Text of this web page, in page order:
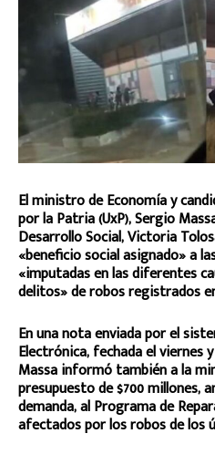
El ministro de Economía y
por la Patria (UxP), Sergio
Desarrollo Social, Victoria
«beneficio social asignado» a
«imputadas en las diferentes
delitos» de robos registrados
En una nota enviada por el
Electrónica, fechada el viernes
Massa informó también a la
presupuesto de $700 millones,
demanda, al Programa de
afectados por los robos de los